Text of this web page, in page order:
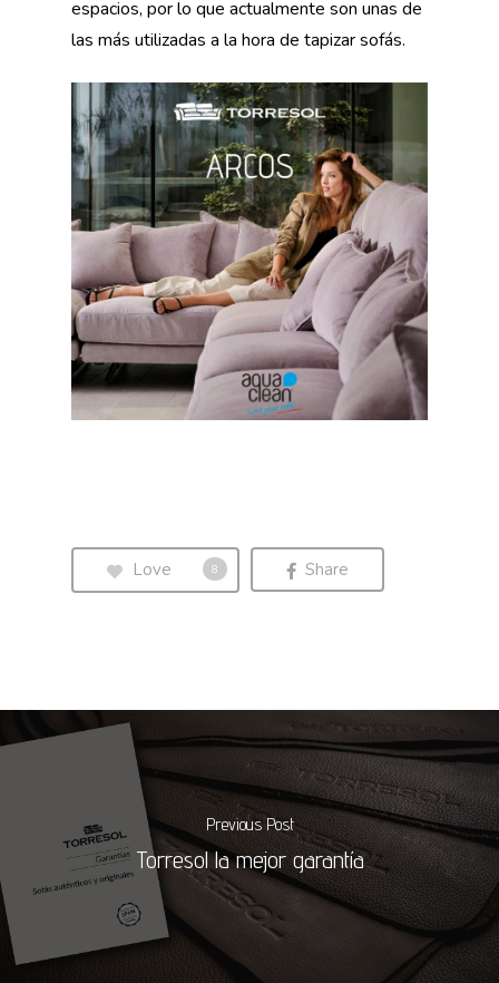
espacios, por lo que actualmente son unas de
las más utilizadas a la hora de tapizar sofás.
Love 8 Share
Previous Post
Torresol la mejor garantía